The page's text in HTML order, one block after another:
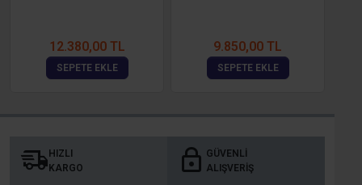
12.380,00 TL
SEPETE EKLE
9.850,00 TL
SEPETE EKLE
HIZLI
KARGO
GÜVENLI
ALIŞVERIŞ